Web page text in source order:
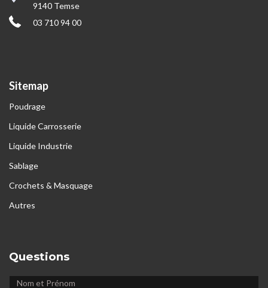
9140 Temse
03 710 94 00
Sitemap
Poudrage
Liquide Carrosserie
Liquide Industrie
Sablage
Crochets & Masquage
Autres
Questions
NOM